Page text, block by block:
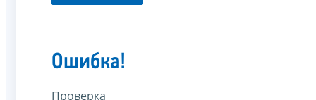
Ошибка!
Проверка